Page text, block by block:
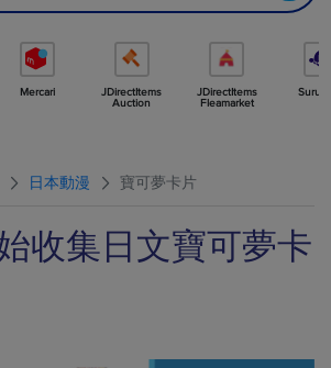
Mercari
JDirectItems
Auction
JDirectItems
Fleamarket
日本動漫 寶可夢卡片
收集日文寶可夢卡